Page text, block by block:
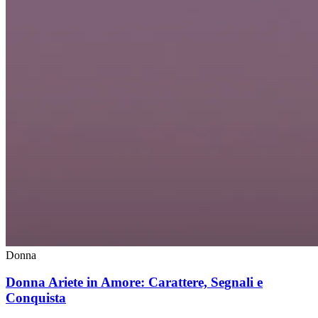
Donna
Donna Ariete in Amore: Carattere, Segnali e
Conquista